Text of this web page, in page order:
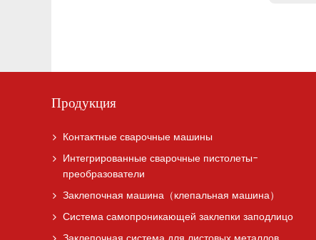
Продукция
Контактные сварочные машины
Интегрированные сварочные пистолеты-
преобразователи
Заклепочная машина（клепальная машина）
Система самопроникающей заклепки заподлицо